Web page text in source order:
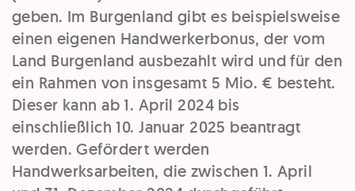
geben. Im Burgenland gibt es beispielsweise
einen eigenen Handwerkerbonus, der vom
Land Burgenland ausbezahlt wird und für den
ein Rahmen von insgesamt 5 Mio. € besteht.
Dieser kann ab 1. April 2024 bis
einschließlich 10. Januar 2025 beantragt
werden. Gefördert werden
Handwerksarbeiten, die zwischen 1. April